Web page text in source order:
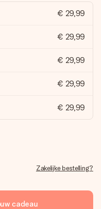
€ 29,99
€ 29,99
€ 29,99
€ 29,99
€ 29,99
Zakelijke bestelling?
cadeau